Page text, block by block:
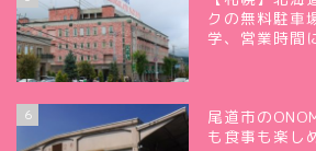
クの無料駐車
学、営業時間
6
尾道市の
も食事も楽し